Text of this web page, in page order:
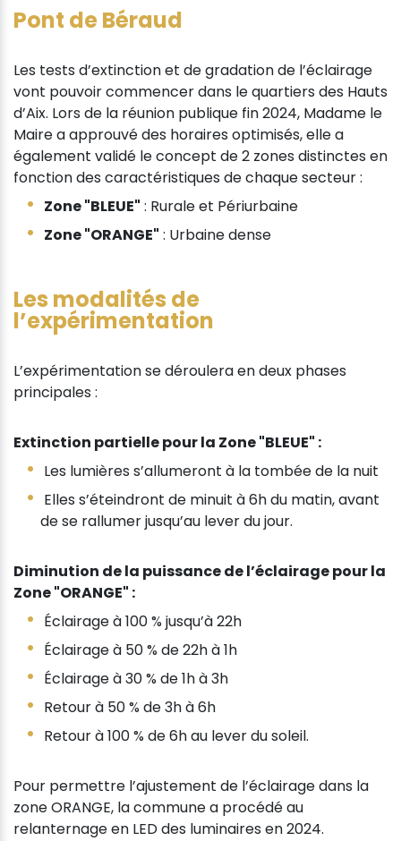
Pont de Béraud
Les tests d’extinction et de gradation de l’éclairage
vont pouvoir commencer dans le quartiers des Hauts
d’Aix. Lors de la réunion publique fin 2024, Madame le
Maire a approuvé des horaires optimisés, elle a
également validé le concept de 2 zones distinctes en
fonction des caractéristiques de chaque secteur :
Zone "BLEUE" : Rurale et Périurbaine
Zone "ORANGE" : Urbaine dense
Les modalités de
l’expérimentation
L’expérimentation se déroulera en deux phases
principales :
Extinction partielle pour la Zone "BLEUE" :
Les lumières s’allumeront à la tombée de la nuit
Elles s’éteindront de minuit à 6h du matin, avant
de se rallumer jusqu’au lever du jour.
Diminution de la puissance de l’éclairage pour la
Zone "ORANGE" :
Éclairage à 100 % jusqu’à 22h
Éclairage à 50 % de 22h à 1h
Éclairage à 30 % de 1h à 3h
Retour à 50 % de 3h à 6h
Retour à 100 % de 6h au lever du soleil.
Pour permettre l’ajustement de l’éclairage dans la
zone ORANGE, la commune a procédé au
relanternage en LED des luminaires en 2024.